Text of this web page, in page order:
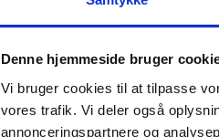
Denne hjemmeside bruger
Vi bruger cookies til at tilpasse
vores trafik. Vi deler også
annonceringspartnere og